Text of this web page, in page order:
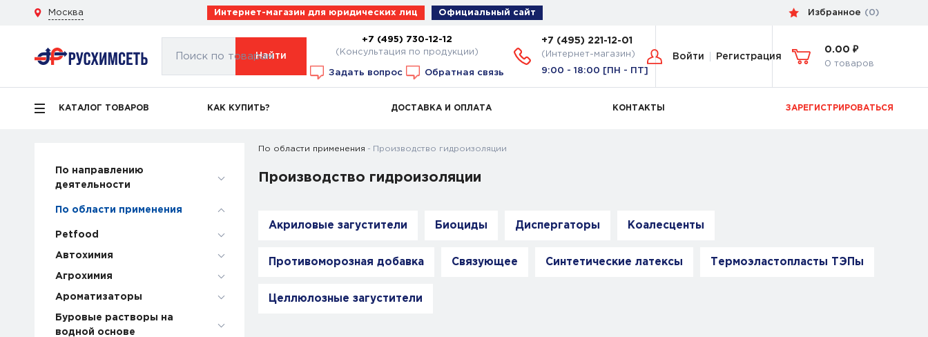
Москва Интернет-магазин для юридических лиц Официальный сайт Избранное (0)
Поиск по товарам
Найти
+7 (495) 730-12-12
(Консультация по продукции)
Задать вопрос Обратная связь
+7 (495) 221-12-01
(Интернет-магазин)
9:00 - 18:00 [ПН - ПТ]
Войти Регистрация
0.00 ₽
0 товаров
КАТАЛОГ ТОВАРОВ КАК КУПИТЬ? ДОСТАВКА И ОПЛАТА КОНТАКТЫ ЗАРЕГИСТРИРОВАТЬСЯ
По направлению
деятельности
По области применения
Petfood
Автохимия
Агрохимия
Ароматизаторы
Буровые растворы на
водной основе
По области применения Производство гидроизоляции
Производство гидроизоляции
Акриловые загустители Биоциды Диспергаторы Коалесценты
Противоморозная добавка Связующее Синтетические латексы Термоэластопласты ТЭПы
Целлюлозные загустители